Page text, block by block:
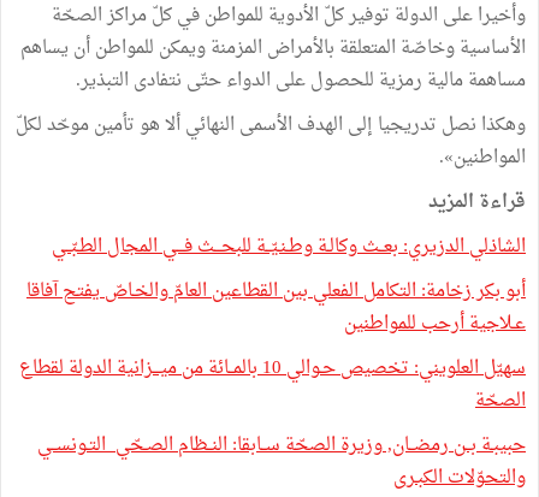
وأخيرا على الدولة توفير كلّ الأدوية للمواطن في كلّ مراكز الصحّة
الأساسية وخاصّة المتعلقة بالأمراض المزمنة ويمكن للمواطن أن يساهم
مساهمة مالية رمزية للحصول على الدواء حتّى نتفادى التبذير.
وهكذا نصل تدريجيا إلى الهدف الأسمى النهائي ألا هو تأمين موحّد لكلّ
المواطنين».
قراءة المزيد
الشاذلي الدزيري: بعــث وكالـة وطـنـيّــة للبحـــث فـــي المجال الطـبّــي
أبو بكر زخامة: التكامل الفعلي بين القطاعين العامّ والخـاصّ يفتح آفاقا
عـلاجية أرحب للمواطنين
سهيّل العلويني: تخصيص حـوالي 10 بالمــائة من ميـــزانية الدولة لقطاع
الصحّة
حبيبـة بــن رمضــان, وزيرة الصحّة ســابقا: النــظام الصـحّي التـونســي
والتحوّلات الكبـرى